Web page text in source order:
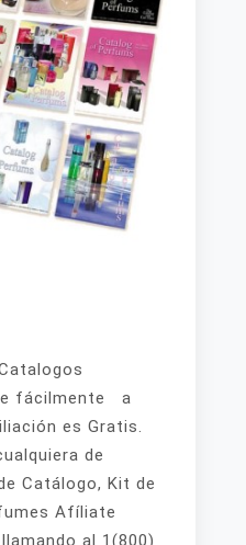
fácilmente a
es Gratis.
de
Catálogo, Kit de
Afíliate
al 1(800)